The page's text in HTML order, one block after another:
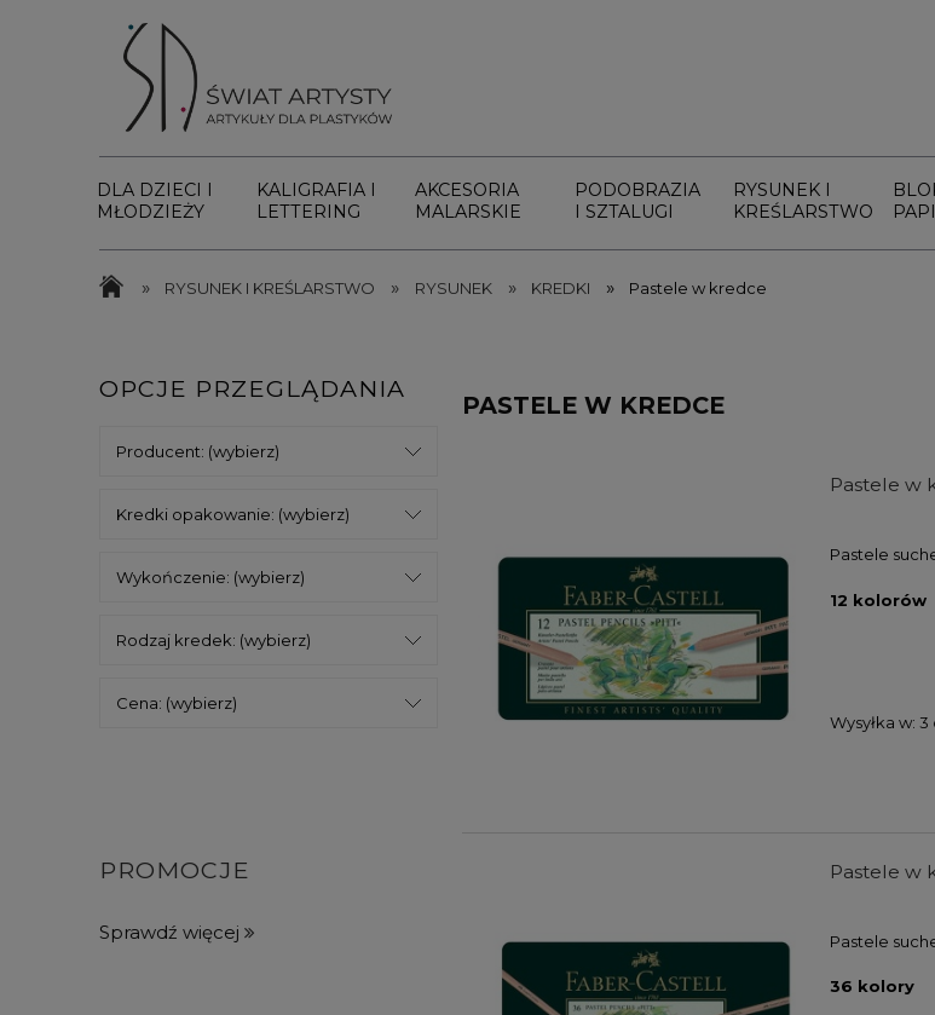
DLA DZIECI I
MŁODZIEŻY
KALIGRAFIA I
LETTERING
AKCESORIA
MALARSKIE
PODOBRAZIA
I SZTALUGI
RYSUNEK I
KREŚLARSTWO
» RYSUNEK I KREŚLARSTWO » RYSUNEK » KREDKI » Pastele w kredce
OPCJE PRZEGLĄDANIA
Producent: (wybierz)
Kredki opakowanie: (wybierz)
Wykończenie: (wybierz)
Rodzaj kredek: (wybierz)
Cena: (wybierz)
PROMOCJE
Sprawdź więcej
PASTELE W KREDCE
Pastele w
Pastele
12 kolorów
Wysyłka w: 3
Pastele w
Pastele
36 kolory